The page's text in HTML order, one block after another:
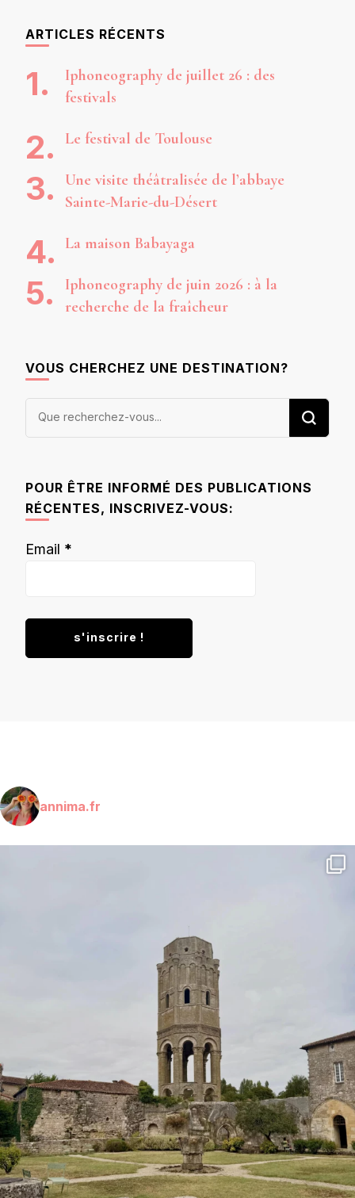
ARTICLES RÉCENTS
Iphoneography de juillet 26 : des
festivals
Le festival de Toulouse
Une visite théâtralisée de l’abbaye
Sainte-Marie-du-Désert
La maison Babayaga
Iphoneography de juin 2026 : à la
recherche de la fraîcheur
VOUS CHERCHEZ UNE DESTINATION?
Vous
POUR ÊTRE INFORMÉ DES PUBLICATIONS
RÉCENTES, INSCRIVEZ-VOUS:
Email *
annima.fr